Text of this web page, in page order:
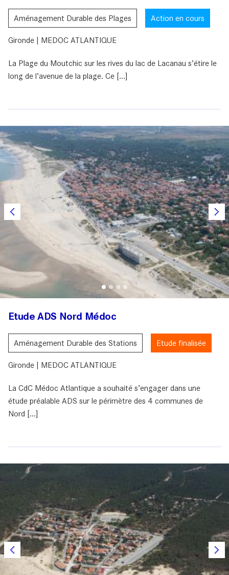
Aménagement Durable des Plages Action en cours
Gironde | MEDOC ATLANTIQUE
La Plage du Moutchic sur les rives du lac de Lacanau s’étire le
long de l’avenue de la plage. Ce [...]
Etude ADS Nord Médoc
Aménagement Durable des Stations Etude finalisée
Gironde | MEDOC ATLANTIQUE
La CdC Médoc Atlantique a souhaité s’engager dans une
étude préalable ADS sur le périmètre des 4 communes de
Nord [...]